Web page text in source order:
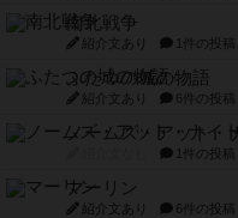
南北戦争
紹介文あり 1件の投稿
ふたつの城の物語
紹介文あり 6件の投稿
ノームズ・アット・
1件の投稿
マーリン
紹介文あり 6件の投稿